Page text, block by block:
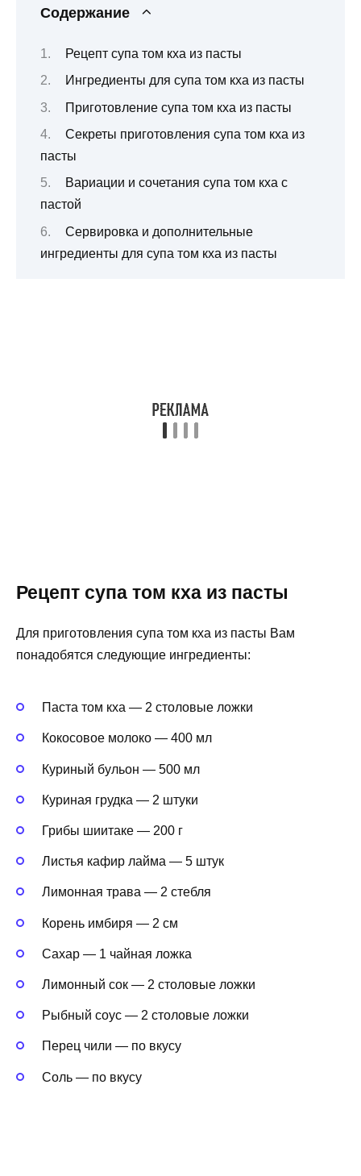
Содержание
Рецепт супа том кха из пасты
Ингредиенты для супа том кха из пасты
Приготовление супа том кха из пасты
Секреты приготовления супа том кха из
пасты
Вариации и сочетания супа том кха с
пастой
Сервировка и дополнительные
ингредиенты для супа том кха из пасты
Рецепт супа том кха из пасты
Для приготовления супа том кха из пасты Вам
понадобятся следующие ингредиенты:
Паста том кха — 2 столовые ложки
Кокосовое молоко — 400 мл
Куриный бульон — 500 мл
Куриная грудка — 2 штуки
Грибы шиитаке — 200 г
Листья кафир лайма — 5 штук
Лимонная трава — 2 стебля
Корень имбиря — 2 см
Сахар — 1 чайная ложка
Лимонный сок — 2 столовые ложки
Рыбный соус — 2 столовые ложки
Перец чили — по вкусу
Соль — по вкусу